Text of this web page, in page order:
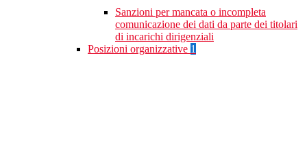
Sanzioni per mancata o incompleta
comunicazione dei dati da parte dei titolari
di incarichi dirigenziali
Posizioni organizzative 1